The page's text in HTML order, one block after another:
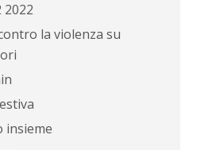
la violenza su
insieme